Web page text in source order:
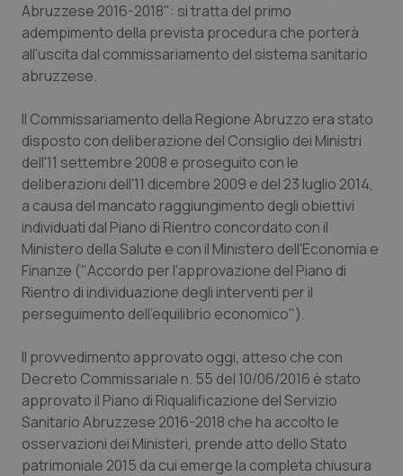
Emilia-Romagna
Friuli Venezia Giulia
Lazio
Liguria
Lombardia
Marche
Molise
Piemonte
Provincia Autonoma di Bolzano
Provincia Autonoma di Trento
Colesterolo & coronaropatie
Dermatite Atopica
Diabete & glucometri
Disturbi dell’umore
Dolore
Donna & Salute
Epatiti
HIV
Infezioni & Febbre
Ipertensione & Scompenso
Abruzzese 2016-2018": si tratta del primo
adempimento della prevista procedura che porterà
all'uscita dal commissariamento del sistema sanitario
abruzzese.
Il Commissariamento della Regione Abruzzo era stato
disposto con deliberazione del Consiglio dei Ministri
dell'11 settembre 2008 e proseguito con le
deliberazioni dell'11 dicembre 2009 e del 23 luglio 2014,
a causa del mancato raggiungimento degli obiettivi
individuati dal Piano di Rientro concordato con il
Ministero della Salute e con il Ministero dell'Economia e
Finanze ("Accordo per l'approvazione del Piano di
Rientro di individuazione degli interventi per il
perseguimento dell'equilibrio economico").
Il provvedimento approvato oggi, atteso che con
Decreto Commissariale n. 55 del 10/06/2016 è stato
approvato il Piano di Riqualificazione del Servizio
Sanitario Abruzzese 2016-2018 che ha accolto le
osservazioni dei Ministeri, prende atto dello Stato
patrimoniale 2015 da cui emerge la completa chiusura